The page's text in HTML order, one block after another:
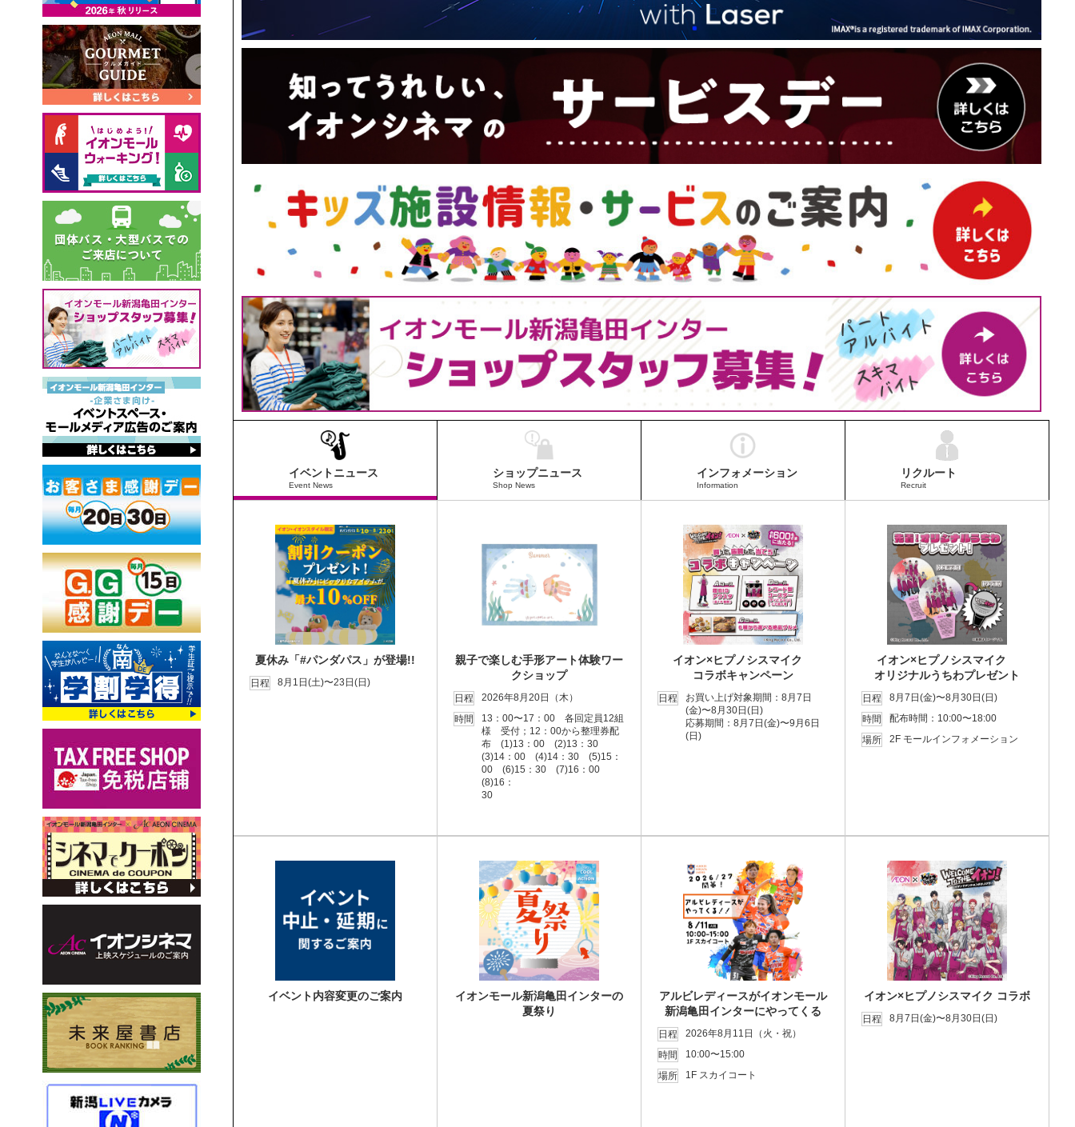
イベントニュース
Event News
ショップニュース
Shop News
インフォメーション
Information
リクルート
Recruit
夏休み「#パンダパス」が登場!!
日程 8月1日(土)〜23日(日)
親子で楽しむ手形アート体験ワー
クショップ
日程
2026年8月20日（木）
時間
13：00〜17：00 各回定員12組
様 受付；12：00から整理券配
布 (1)13：00 (2)13：30
(3)14：00 (4)14：30 (5)15：
00 (6)15：30 (7)16：00
(8)16：
30
1F マリンコート
イオン×ヒプノシスマイク
コラボキャンペーン
日程
お買い上げ対象期間：8月7日
(金)〜8月30日(日)
応募期間：8月7日(金)〜9月6日
(日)
イオン×ヒプノシスマイク
オリジナルうちわプレゼント
日程
8月7日(金)〜8月30日(日)
時間
配布時間：10:00〜18:00
場所
2F モールインフォメーション
イベント内容変更のご案内
イオンモール新潟亀田インターの
夏祭り
アルビレディースがイオンモール
新潟亀田インターにやってくる
日程
2026年8月11日（火・祝）
時間
10:00〜15:00
場所
1F スカイコート
イオン×ヒプノシスマイク コラボ
日程 8月7日(金)〜8月30日(日)